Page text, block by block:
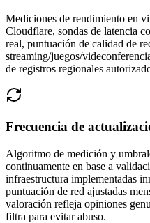
Mediciones de rendimiento en
Cloudflare, sondas de latencia
real, puntuación de calidad de
streaming/juegos/
de registros regionales
Frecuencia de
Algoritmo de medición y
continuamente en base a
infraestructura implementadas
puntuación de red ajustadas
valoración refleja opiniones
filtra para evitar abuso.